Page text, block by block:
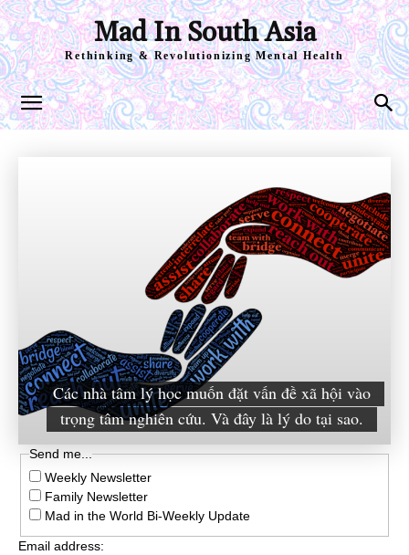
Mad In South Asia
Rethinking & Revolutionizing Mental Health
Các nhà tâm lý học muốn đặt vấn đề xã hội vào
trọng tâm nghiên cứu. Và đây là lý do tại sao.
Send me...
Weekly Newsletter
Family Newsletter
Mad in the World Bi-Weekly Update
Email address: